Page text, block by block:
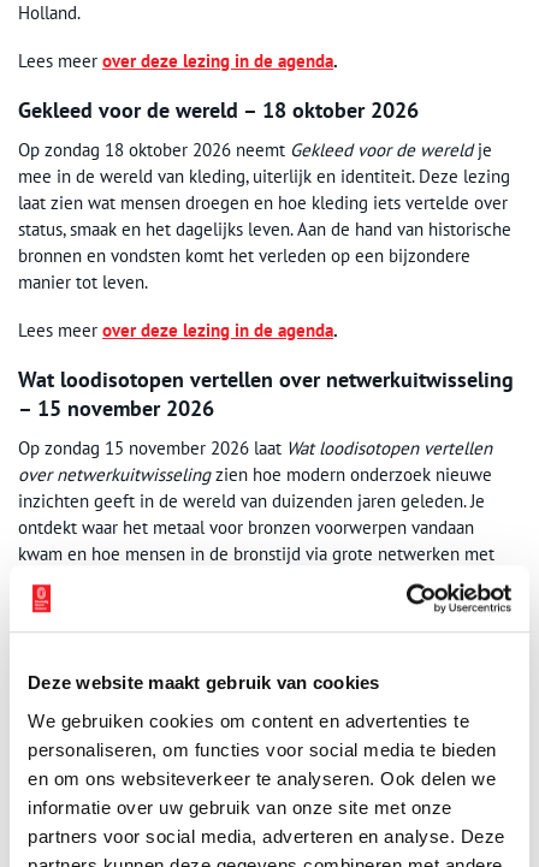
Deze website maakt gebruik van cookies
We gebruiken cookies om content en advertenties te
personaliseren, om functies voor social media te bieden
en om ons websiteverkeer te analyseren. Ook delen we
informatie over uw gebruik van onze site met onze
partners voor social media, adverteren en analyse. Deze
Holland.
Lees meer over deze lezing in de agenda.
Gekleed voor de wereld – 18 oktober 2026
Op zondag 18 oktober 2026 neemt Gekleed voor de wereldje
mee in de wereld van kleding, uiterlijk en identiteit. Deze lezing
laat zien wat mensen droegen en hoe kleding iets vertelde over
status, smaak en het dagelijks leven. Aan de hand van historische
bronnen en vondsten komt het verleden op een bijzondere
manier tot leven.
Lees meer over deze lezing in de agenda.
Wat loodisotopen vertellen over netwerkuitwisseling
– 15 november 2026
Op zondag 15 november 2026 laat Wat loodisotopen vertellen
over netwerkuitwisselingzien hoe modern onderzoek nieuwe
inzichten geeft in de wereld van duizenden jaren geleden. Je
ontdekt waar het metaal voor bronzen voorwerpen vandaan
kwam en hoe mensen in de bronstijd via grote netwerken met
elkaar verbonden waren. Zo wordt duidelijk hoe grondstoffen,
kennis en ideeën zich over grote afstanden verspreidden.
januari 2027
Op zondag 17 januari 2027 staatDe onheilspellende stilte van de
5de eeuwcentraal. In deze lezing onderzoek je samen met de
spreker waarom er uit deze periode zo weinig sporen van
mensen zijn gevonden in Noord-Holland. Was het gebied tijdelijk